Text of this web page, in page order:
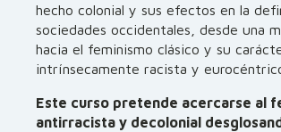
hecho colonial y sus efectos en la
sociedades occidentales, desde una
hacia el feminismo clásico y su
intrínsecamente racista y
Este curso pretende acercarse al
antirracista y decolonial